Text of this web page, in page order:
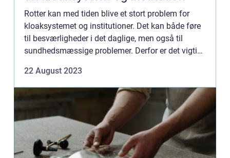
Rotter kan med tiden blive et stort problem for
kloaksystemet og institutioner. Det kan både føre
til besværligheder i det daglige, men også til
sundhedsmæssige problemer. Derfor er det vigtigt
22 August 2023